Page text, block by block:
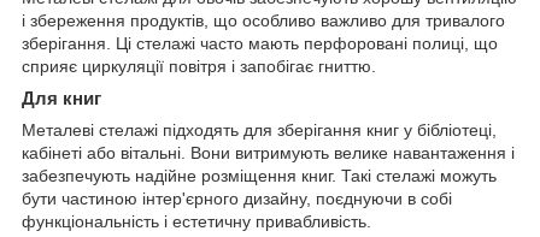
і збереження продуктів, що особливо важливо для тривалого
зберігання. Ці стелажі часто мають перфоровані полиці, що
сприяє циркуляції повітря і запобігає гниттю.
Для книг
Металеві стелажі підходять для зберігання книг у бібліотеці,
кабінеті або вітальні. Вони витримують велике навантаження і
забезпечують надійне розміщення книг. Такі стелажі можуть
бути частиною інтер'єрного дизайну, поєднуючи в собі
функціональність і естетичну привабливість.